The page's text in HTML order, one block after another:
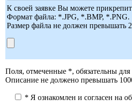
К своей заявке Вы можете
Формат файла: *.JPG, *.BMP, *.PNG.
Размер файла не должен превышать
Поля, отмеченные *, обязательны для
Описание не должено превышать
* Я ознакомлен и согласен на